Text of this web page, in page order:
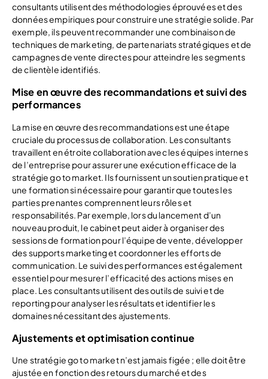
consultants utilisent des méthodologies éprouvées et des
données empiriques pour construire une stratégie solide. Par
exemple, ils peuvent recommander une combinaison de
techniques de marketing, de partenariats stratégiques et de
campagnes de vente directes pour atteindre les segments
de clientèle identifiés.
Mise en œuvre des recommandations et suivi des
performances
La mise en œuvre des recommandations est une étape
cruciale du processus de collaboration. Les consultants
travaillent en étroite collaboration avec les équipes internes
de l’entreprise pour assurer une exécution efficace de la
stratégie go to market. Ils fournissent un soutien pratique et
une formation si nécessaire pour garantir que toutes les
parties prenantes comprennent leurs rôles et
responsabilités. Par exemple, lors du lancement d’un
nouveau produit, le cabinet peut aider à organiser des
sessions de formation pour l’équipe de vente, développer
des supports marketing et coordonner les efforts de
communication. Le suivi des performances est également
essentiel pour mesurer l’efficacité des actions mises en
place. Les consultants utilisent des outils de suivi et de
reporting pour analyser les résultats et identifier les
domaines nécessitant des ajustements.
Ajustements et optimisation continue
Une stratégie go to market n’est jamais figée ; elle doit être
ajustée en fonction des retours du marché et des